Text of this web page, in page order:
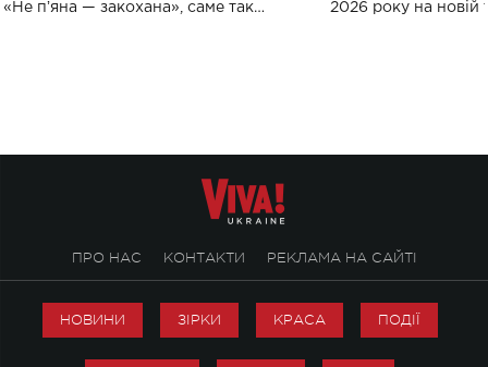
«Не пʼяна — закохана», саме так
2026 року на новій
ПРО НАС КОНТАКТИ РЕКЛАМА НА САЙТІ
НОВИНИ ЗІРКИ КРАСА ПОДІЇ